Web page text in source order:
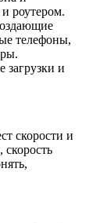
роутером.
телефоны,
загрузки и
скорости и
скорость